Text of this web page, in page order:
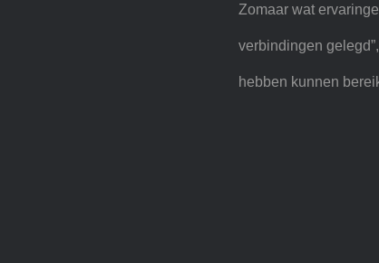
Zomaar wat
verbindingen
hebben kunnen